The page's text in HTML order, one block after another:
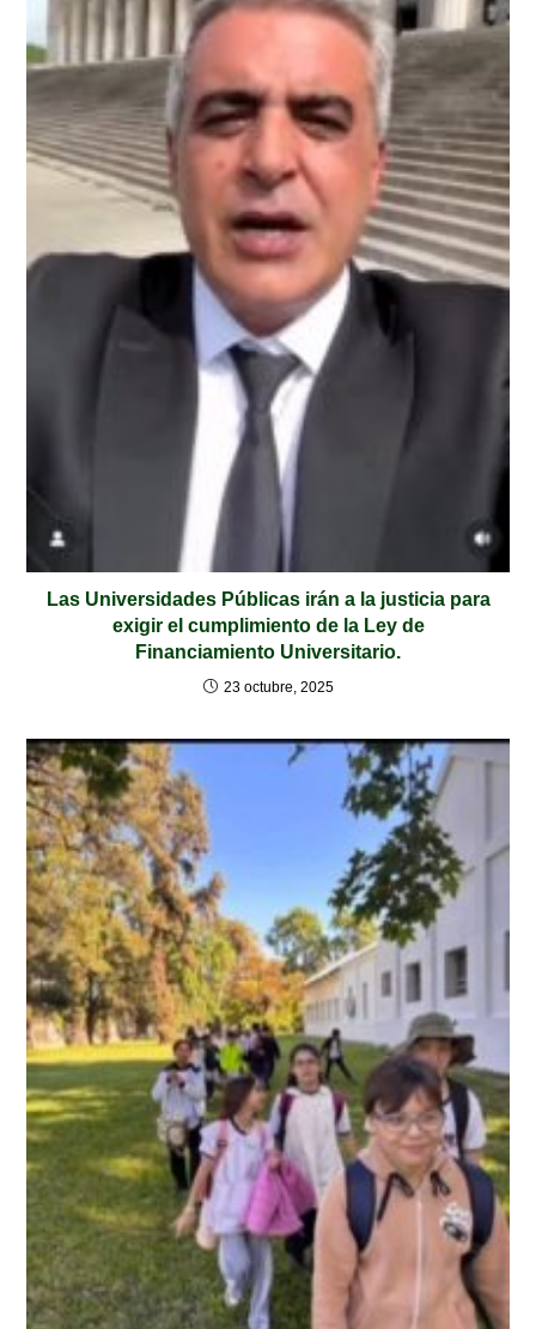
Las Universidades Públicas irán a la justicia para
exigir el cumplimiento de la Ley de
Financiamiento Universitario.
23 octubre, 2025